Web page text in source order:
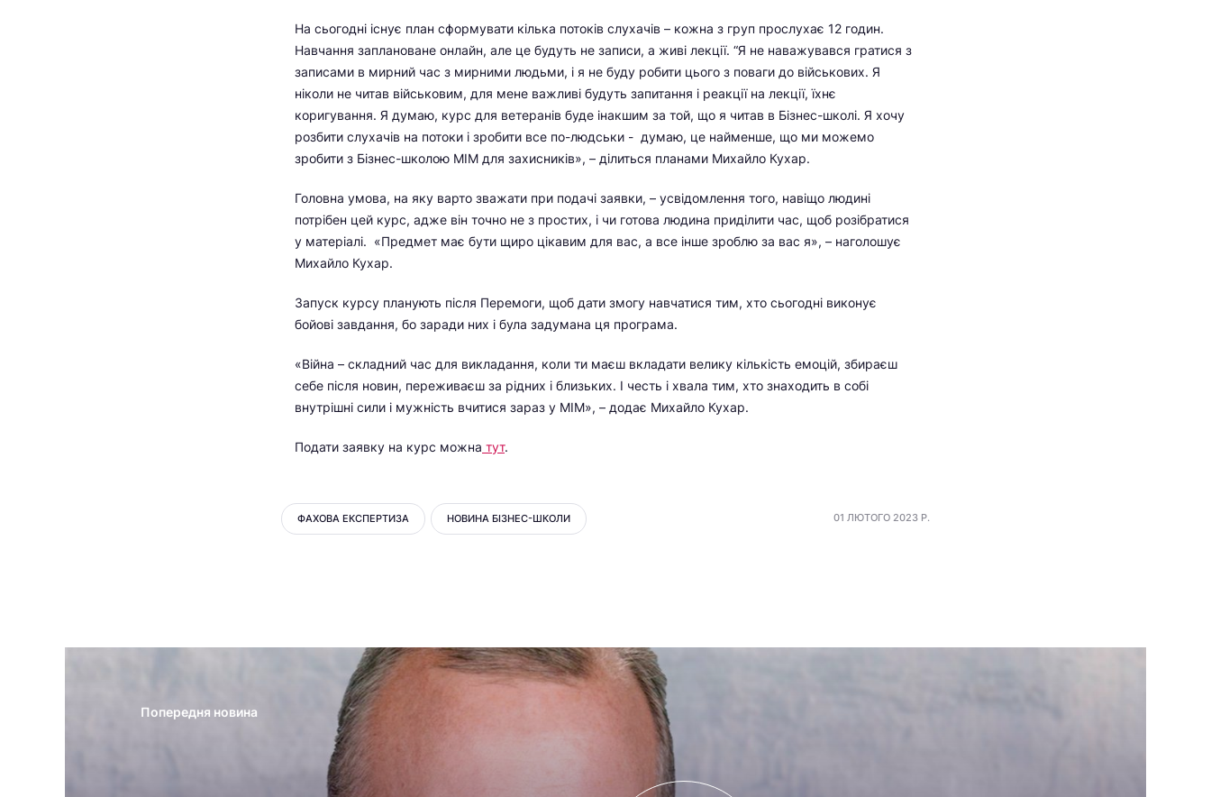
На сьогодні існує план сформувати кілька потоків слухачів – кожна з груп прослухає 12 годин.
Навчання заплановане онлайн, але це будуть не записи, а живі лекції. “Я не наважувався гратися з
записами в мирний час з мирними людьми, і я не буду робити цього з поваги до військових. Я
ніколи не читав військовим, для мене важливі будуть запитання і реакції на лекції, їхнє
коригування. Я думаю, курс для ветеранів буде інакшим за той, що я читав в Бізнес-школі. Я хочу
розбити слухачів на потоки і зробити все по-людськи - думаю, це найменше, що ми можемо
зробити з Бізнес-школою МІМ для захисників», – ділиться планами Михайло Кухар.
Головна умова, на яку варто зважати при подачі заявки, – усвідомлення того, навіщо людині
потрібен цей курс, адже він точно не з простих, і чи готова людина приділити час, щоб розібратися
у матеріалі. «Предмет має бути щиро цікавим для вас, а все інше зроблю за вас я», – наголошує
Михайло Кухар.
Запуск курсу планують після Перемоги, щоб дати змогу навчатися тим, хто сьогодні виконує
бойові завдання, бо заради них і була задумана ця програма.
«Війна – складний час для викладання, коли ти маєш вкладати велику кількість емоцій, збираєш
себе після новин, переживаєш за рідних і близьких. І честь і хвала тим, хто знаходить в собі
внутрішні сили і мужність вчитися зараз у МІМ», – додає Михайло Кухар.
Подати заявку на курс можна тут.
ФАХОВА ЕКСПЕРТИЗА НОВИНА БІЗНЕС-ШКОЛИ 01 ЛЮТОГО 2023 Р.
Попередня новина